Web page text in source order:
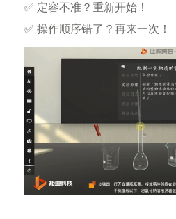
✅ 定容不准？重新开始！
✅ 操作顺序错了？再来一次！